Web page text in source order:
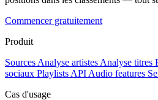
Commencer gratuitement
Produit
Sources Analyse artistes Analyse titres
sociaux Playlists API Audio features
Cas d'usage